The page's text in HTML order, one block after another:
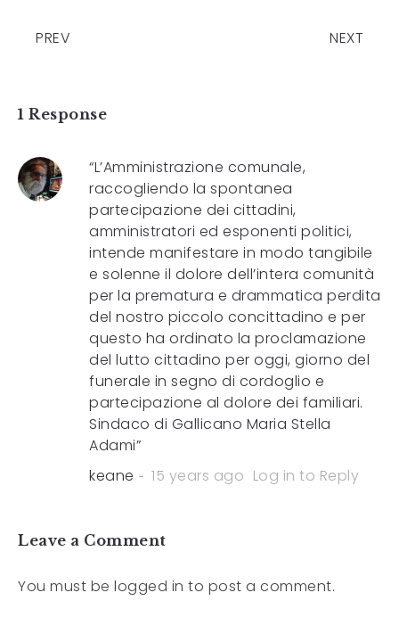
PREV NEXT
1 Response
“L’Amministrazione comunale,
raccogliendo la spontanea
partecipazione dei cittadini,
amministratori ed esponenti politici,
intende manifestare in modo tangibile
e solenne il dolore dell’intera comunità
per la prematura e drammatica perdita
del nostro piccolo concittadino e per
questo ha ordinato la proclamazione
del lutto cittadino per oggi, giorno del
funerale in segno di cordoglio e
partecipazione al dolore dei familiari.
Sindaco di Gallicano Maria Stella
Adami”
keane
15 years ago Log in to Reply
Leave a Comment
You must be logged in to post a comment.